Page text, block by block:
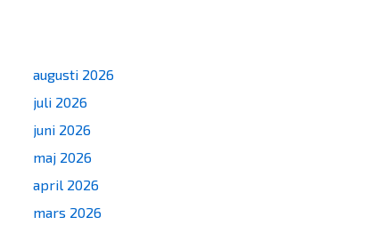
augusti 2026
juli 2026
juni 2026
maj 2026
april 2026
mars 2026